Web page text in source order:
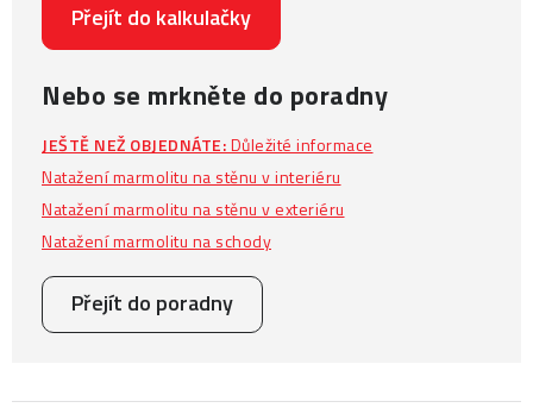
Přejít do kalkulačky
Nebo se mrkněte do poradny
JEŠTĚ NEŽ OBJEDNÁTE:Důležité informace
Natažení marmolitu na stěnu v interiéru
Natažení marmolitu na stěnu v exteriéru
Natažení marmolitu na schody
Přejít do poradny